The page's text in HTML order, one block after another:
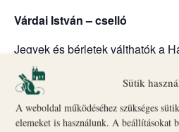
Sütik
A weboldal működéséhez szükséges
elemeket is használunk. A beállításokat
Várdai István – cselló
Jegyek és bérletek válthatók a
jegypénztárában.
(Veszprém, Brusznyai u. 2.; +36
www.jegymester.hu)